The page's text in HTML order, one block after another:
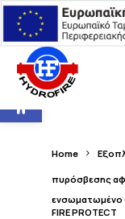
Ανοίξτε τη γραμμή εργαλείων
Home
πυρόσβεσης
ενσωματωμένο
FIRE PROTECT